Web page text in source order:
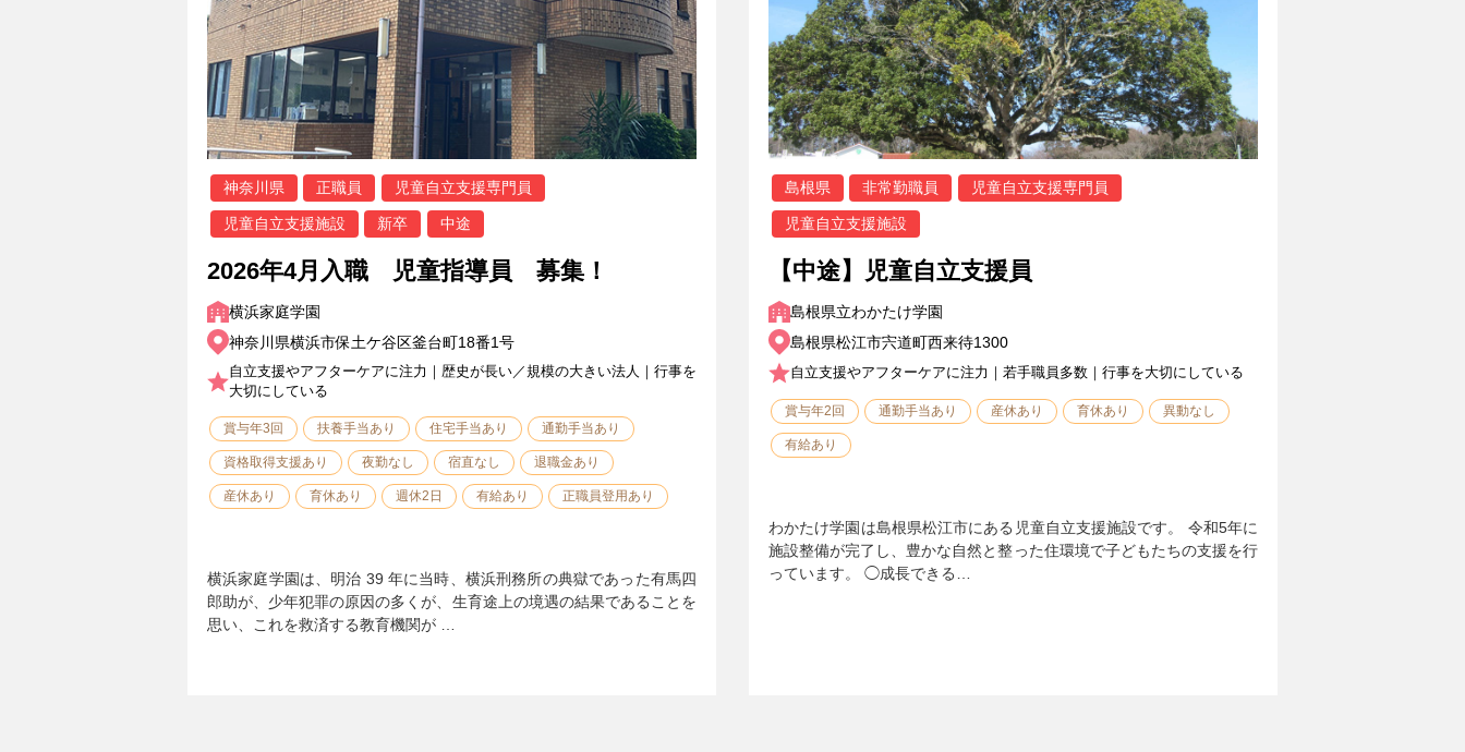
神奈川県 正職員 児童自立支援専門員
児童自立支援施設 新卒 中途
2026年4月入職 児童指導員 募集！
横浜家庭学園
神奈川県横浜市保土ケ谷区釜台町18番1号
自立支援やアフターケアに注力｜歴史が長い／規模の大きい法人｜行事を
大切にしている
賞与年3回 扶養手当あり 住宅手当あり 通勤手当あり
資格取得支援あり 夜勤なし 宿直なし 退職金あり
産休あり 育休あり 週休2日 有給あり 正職員登用あり
横浜家庭学園は、明治 39 年に当時、横浜刑務所の典獄であった有馬四
郎助が、少年犯罪の原因の多くが、生育途上の境遇の結果であることを
思い、これを救済する教育機関が …
島根県 非常勤職員 児童自立支援専門員
児童自立支援施設
【中途】児童自立支援員
島根県立わかたけ学園
島根県松江市宍道町西来待1300
自立支援やアフターケアに注力｜若手職員多数｜行事を大切にしている
賞与年2回 通勤手当あり 産休あり 育休あり 異動なし
有給あり
わかたけ学園は島根県松江市にある児童自立支援施設です。 令和5年に
施設整備が完了し、豊かな自然と整った住環境で子どもたちの支援を行
っています。 ◯成長できる…